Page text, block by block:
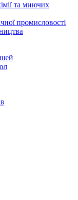
та миючих
промисловості